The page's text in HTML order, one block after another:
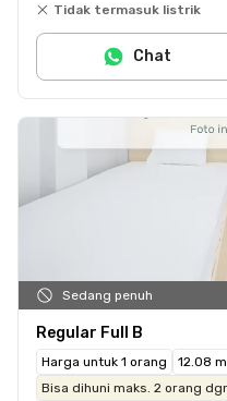
Tidak termasuk listrik
Chat
Sedang penuh
Regular Full B
Harga untuk 1 orang
12.08
Bisa dihuni maks. 2 orang